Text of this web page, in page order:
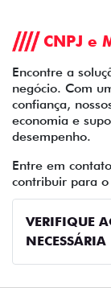
CNPJ e
Encontre a
negócio. Com
confiança,
economia e
desempenho.
Entre em
contribuir para o
VERIFIQUE
NECESSÁRIA